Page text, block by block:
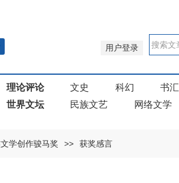
用户登录
理论评论 文史 科幻 书汇
世界文坛
民族文艺 网络文学
学创作骏马奖 >> 获奖感言